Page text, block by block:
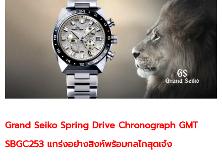
Grand Seiko Spring Drive Chronograph GMT
SBGC253 แกร่งอย่างสิงห์พร้อมกลไกสุดเจ๋ง